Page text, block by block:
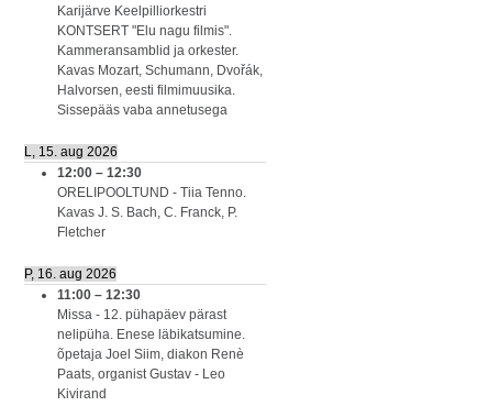
Karijärve Keelpilliorkestri
KONTSERT "Elu nagu filmis".
Kammeransamblid ja orkester.
Kavas Mozart, Schumann, Dvořák,
Halvorsen, eesti filmimuusika.
Sissepääs vaba annetusega
L, 15. aug 2026
12:00 – 12:30
ORELIPOOLTUND - Tiia Tenno.
Kavas J. S. Bach, C. Franck, P.
Fletcher
P, 16. aug 2026
11:00 – 12:30
Missa - 12. pühapäev pärast
nelipüha. Enese läbikatsumine.
õpetaja Joel Siim, diakon Renè
Paats, organist Gustav - Leo
Kivirand